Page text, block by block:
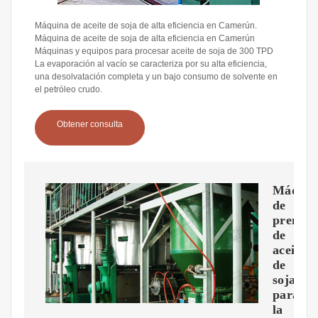
Máquina de aceite de soja de alta eficiencia en Camerún.
Máquina de aceite de soja de alta eficiencia en Camerún
Máquinas y equipos para procesar aceite de soja de 300 TPD
La evaporación al vacío se caracteriza por su alta eficiencia,
una desolvatación completa y un bajo consumo de solvente en
el petróleo crudo.
Obtener consulta
de
de
aceite
de
soja
para
la